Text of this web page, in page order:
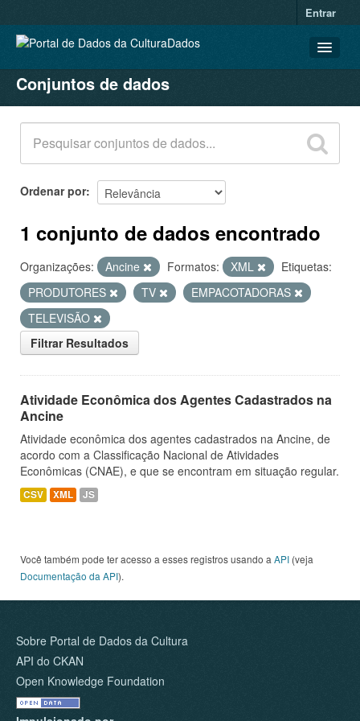
Entrar
CONJUNTOS DE DADOS
ORGANIZAÇÕES
GRUPOS
SOBRE
Conjuntos de dados
Ordenar por
1 conjunto de dados encontrado
Organizações: Ancine Formatos: XML
Etiquetas:
PRODUTORES
TV
EMPACOTADORAS
TELEVISÃO
Filtrar Resultados
Atividade Econômica dos Agentes Cadastrados na
Ancine
Atividade econômica dos agentes cadastrados na Ancine, de
acordo com a Classificação Nacional de Atividades
Econômicas (CNAE), e que se encontram em situação regular.
CSV XML JS
Você também pode ter acesso a esses registros usando a API (veja
Documentação da API).
Sobre Portal de Dados da Cultura
API do CKAN
Open Knowledge Foundation